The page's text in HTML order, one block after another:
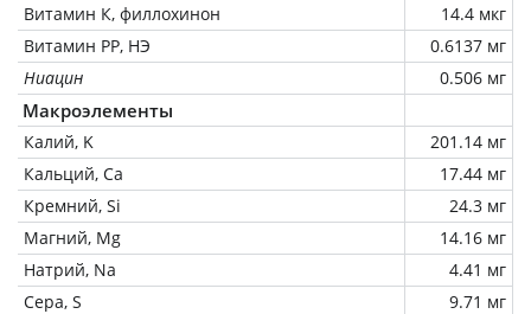
Витамин К, филлохинон
14.4 мкг
Витамин РР, НЭ
0.6137 мг
Ниацин
0.506 мг
Макроэлементы
Калий, K
201.14 мг
Кальций, Ca
17.44 мг
Кремний, Si
24.3 мг
Магний, Mg
14.16 мг
Натрий, Na
4.41 мг
Сера, S
9.71 мг